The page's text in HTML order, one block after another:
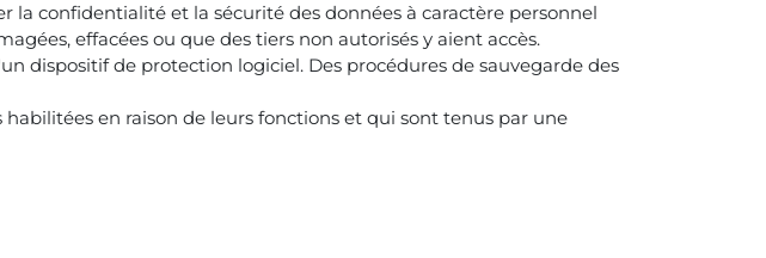
la confidentialité et la sécurité des données à caractère personnel
effacées ou que des tiers non autorisés y aient accès.
dispositif de protection logiciel. Des procédures de sauvegarde des
en raison de leurs fonctions et qui sont tenus par une